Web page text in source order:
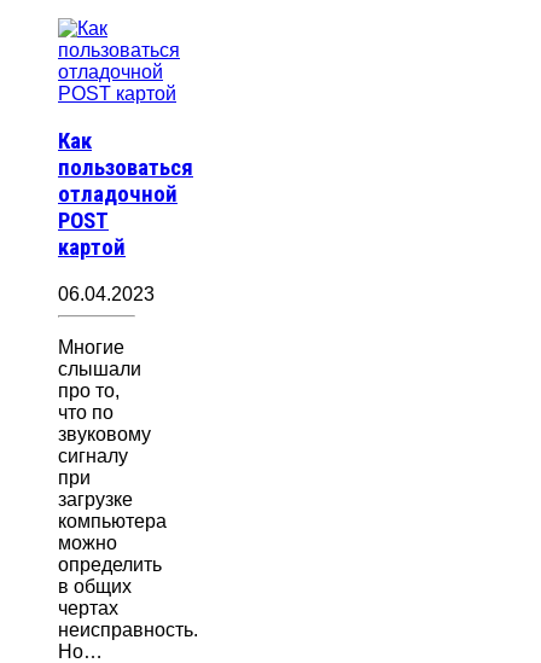
Как
пользоваться
отладочной
POST
картой
06.04.2023
Многие
слышали
про то,
что по
звуковому
сигналу
при
загрузке
компьютера
можно
определить
в общих
чертах
неисправность.
Но…